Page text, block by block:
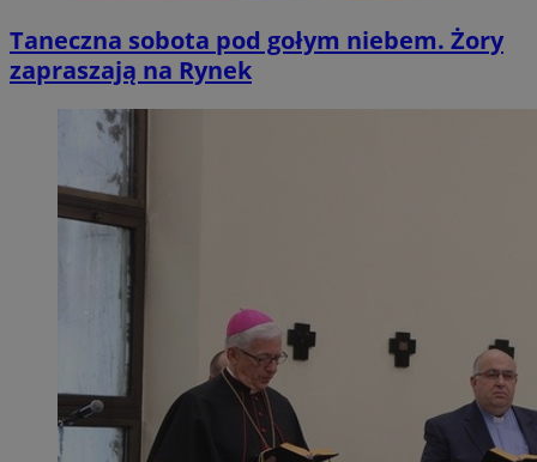
Taneczna sobota pod gołym niebem. Żory
zapraszają na Rynek